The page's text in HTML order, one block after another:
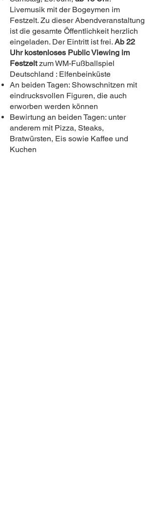
Livemusik mit der Bogeymen im
Festzelt. Zu dieser Abendveranstaltung
ist die gesamte Öffentlichkeit herzlich
eingeladen. Der Eintritt ist frei. Ab 22
Uhr kostenloses Public Viewing im
FestzeltzumWM-Fußballspiel
Deutschland : Elfenbeinküst​e
An beiden Tagen: Showschnitzen mit
eindrucksvollen Figuren, die auch
erworben werden können
Bewirtung an beiden Tagen: unter
anderem mit Pizza, Steaks,
Bratwürsten, Eis sowie Kaffee und
Kuchen